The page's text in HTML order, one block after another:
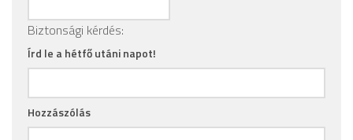
Biztonsági kérdés:
Írd le a hétfő utáni napot!
Hozzászólás